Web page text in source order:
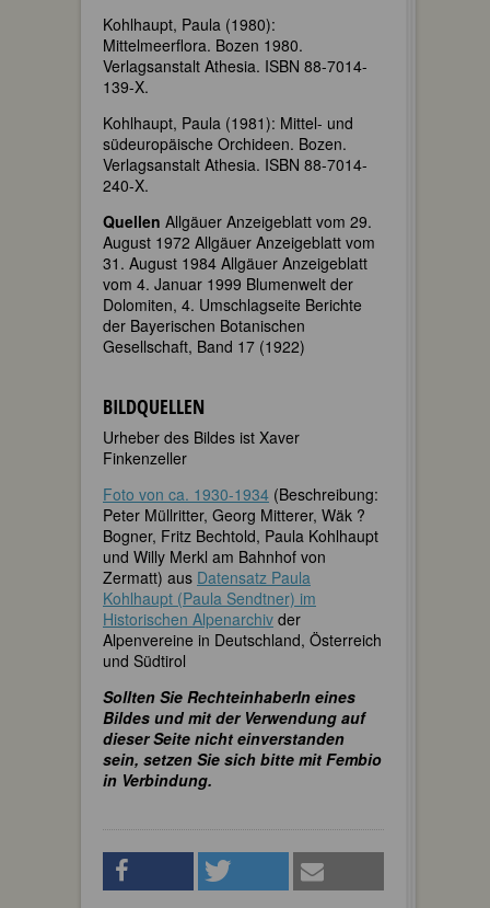
Kohlhaupt, Paula (1980):
Mittelmeerflora. Bozen 1980.
Verlagsanstalt Athesia. ISBN 88-7014-
139-X.
Kohlhaupt, Paula (1981): Mittel- und
südeuropäische Orchideen. Bozen.
Verlagsanstalt Athesia. ISBN 88-7014-
240-X.
Quellen Allgäuer Anzeigeblatt vom 29.
August 1972 Allgäuer Anzeigeblatt vom
31. August 1984 Allgäuer Anzeigeblatt
vom 4. Januar 1999 Blumenwelt der
Dolomiten, 4. Umschlagseite Berichte
der Bayerischen Botanischen
Gesellschaft, Band 17 (1922)
BILDQUELLEN
Urheber des Bildes ist Xaver
Finkenzeller
Foto von ca. 1930-1934 (Beschreibung:
Peter Müllritter, Georg Mitterer, Wäk ?
Bogner, Fritz Bechtold, Paula Kohlhaupt
und Willy Merkl am Bahnhof von
Zermatt) aus Datensatz Paula
Kohlhaupt (Paula Sendtner) im
Historischen Alpenarchiv der
Alpenvereine in Deutschland, Österreich
und Südtirol
Sollten Sie RechteinhaberIn eines
Bildes und mit der Verwendung auf
dieser Seite nicht einverstanden
sein, setzen Sie sich bitte mit Fembio
in Verbindung.